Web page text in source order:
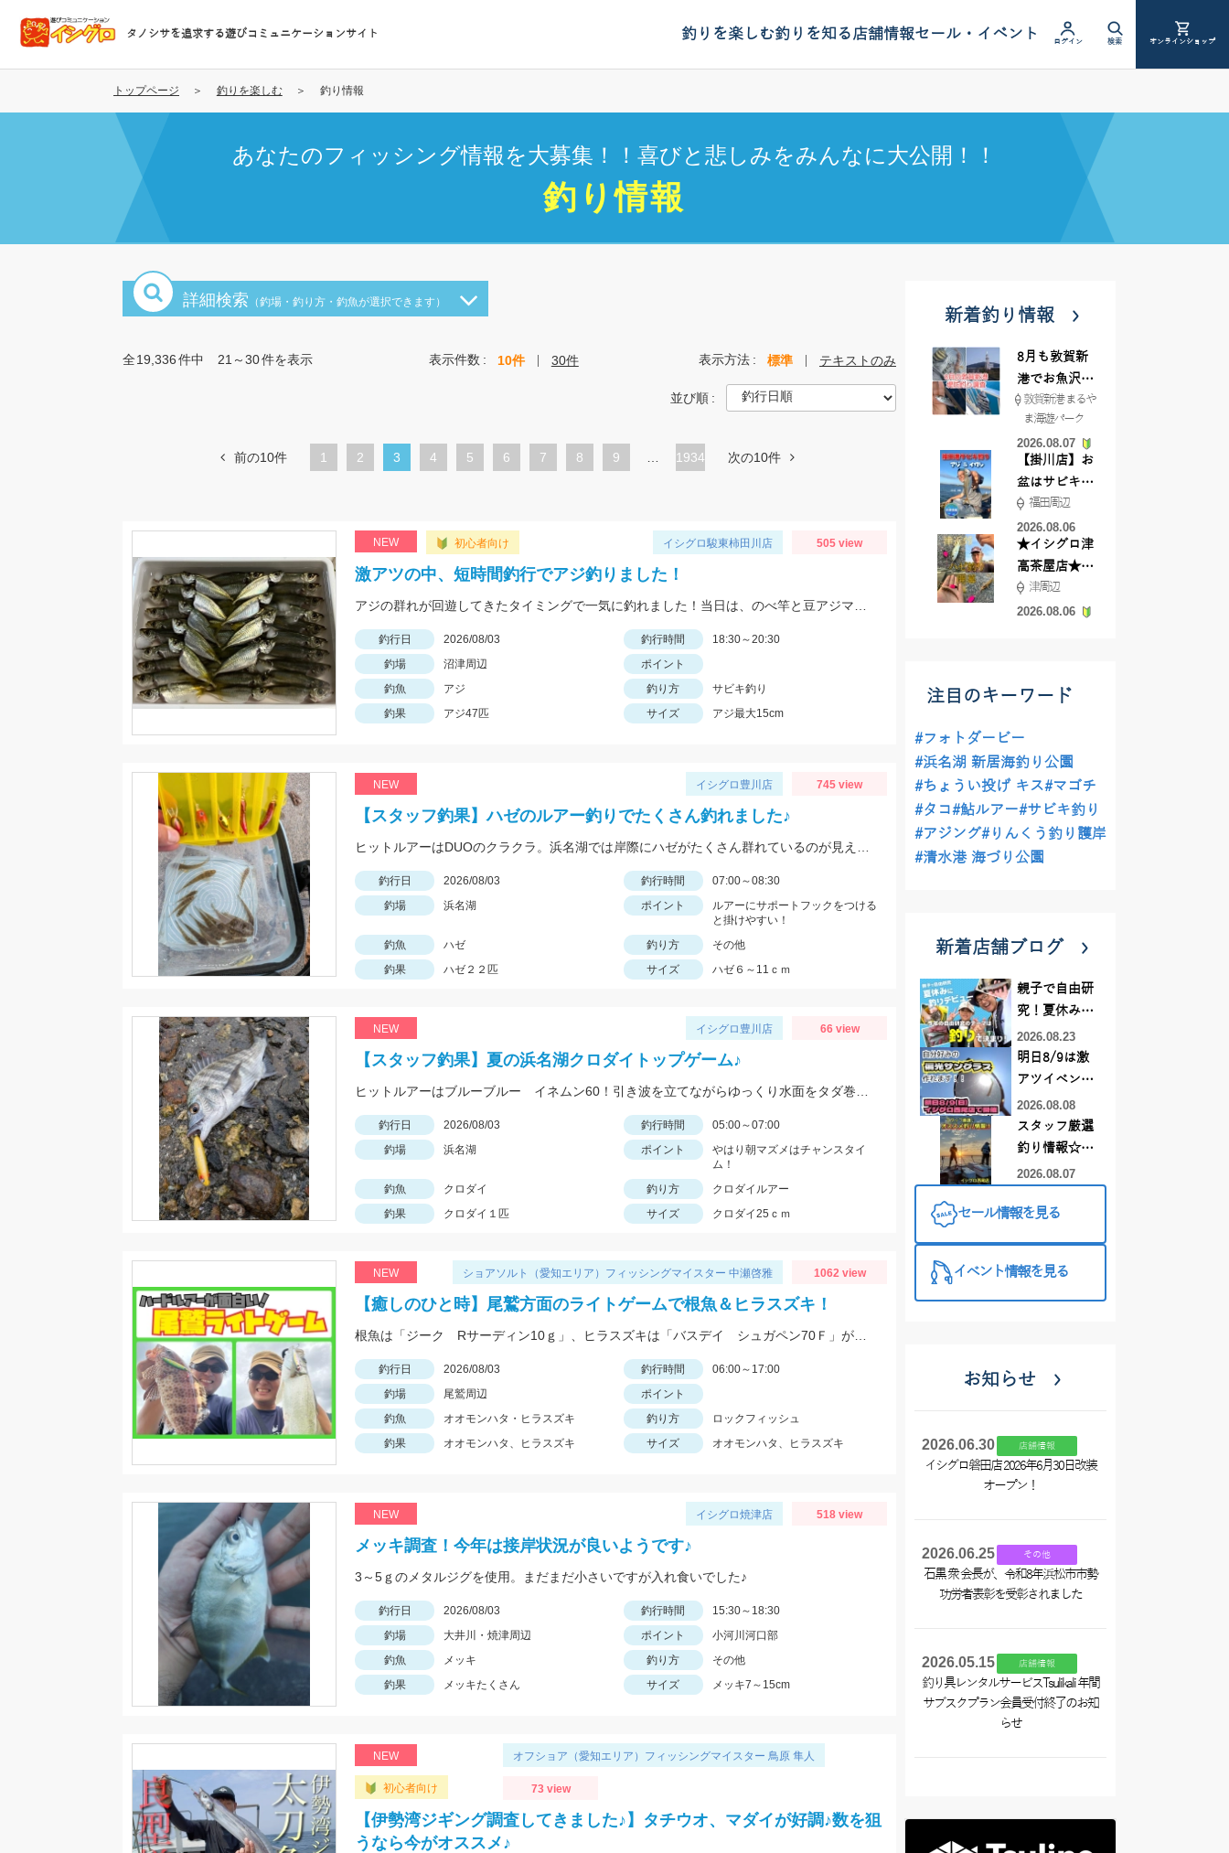
コ
テ
タノシサを追求する遊びコミュニケーションサイト 釣りを楽しむ釣りを知る店舗情報セール・イベント ログイン 検索 オンラインショップ
トップページ 釣りを楽しむ 釣り情報
あなたのフィッシング情報を大募集！！喜びと悲しみをみんなに大公開！！
釣り情報
詳細検索 （釣場・釣り方・釣魚が選択できます）
全19,336件中 21～30件を表示 表示件数 10件 30件 表示方法 標準 テキストのみ
並び順
前の10件 1
ペ
2
カ
ト
ペ
3
ペ
4
ペ
5
ペ
6
ペ
7
ペ
8
ペ
9 1934 次の10件
NEW 初心者向け イシグロ駿東柿田川店 505 view
激アツの中、短時間釣行でアジ釣りました！
釣行日 2026/08/03 釣行時間
18:30～20:30
釣場
沼津周辺
ポイント
釣魚
アジ 釣り方
サビキ釣り
釣果
アジ47匹 サイズ アジ最大15cm
NEW イシグロ豊川店 745 view
【スタッフ釣果】ハゼのルアー釣りでたくさん釣れました♪
釣行日 2026/08/03 釣行時間
07:00～08:30
釣場
浜名湖 ポイント
ルアーにサポートフックをつける
と掛けやすい！
釣魚
ハゼ 釣り方
その他
釣果
ハゼ２２匹 サイズ ハゼ６～11ｃｍ
NEW イシグロ豊川店 66 view
【スタッフ釣果】夏の浜名湖クロダイトップゲーム♪
釣行日 2026/08/03 釣行時間
05:00～07:00
釣場
浜名湖 ポイント
やはり朝マズメはチャンスタイ
ム！
釣魚
クロダイ 釣り方
クロダイルアー
釣果
クロダイ１匹 サイズ クロダイ25ｃｍ
NEW ショアソルト（愛知エリア）フィッシングマイスター 中瀬啓雅 1062 view
【癒しのひと時】尾鷲方面のライトゲームで根魚＆ヒラスズキ！
釣行日 2026/08/03 釣行時間
06:00～17:00
釣場
尾鷲周辺
ポイント
釣魚
オオモンハタ・ヒラスズキ 釣り方
ロックフィッシュ
釣果
オオモンハタ、ヒラスズキ サイズ オオモンハタ、ヒラスズキ
NEW イシグロ焼津店 518 view
メッキ調査！今年は接岸状況が良いようです♪
3～5ｇのメタルジグを使用。まだまだ小さいですが入れ食いでした♪
釣行日 2026/08/03 釣行時間
15:30～18:30
釣場
大井川・焼津周辺 ポイント
小河川河口部
釣魚
メッキ 釣り方
その他
釣果
メッキたくさん サイズ メッキ7～15cm
NEW
初心者向け
オフショア（愛知エリア）フィッシングマイスター 鳥原 隼人
73 view
【伊勢湾ジギング調査してきました♪】タチウオ、マダイが好調♪数を狙
うなら今がオススメ♪
新着釣り情報
8月も敦賀新
港でお魚沢山
♪ イシグロ彦
根店
敦賀新港 まるや
ま海遊パーク
2026.08.07
【掛川店】お
盆はサビキ釣
りいきません
か?
福田周辺
2026.08.06
★イシグロ津
高茶屋店★津
近郊ハゼ釣れ
てます！
津周辺
2026.08.06
注目のキーワード
#フォトダービー
#浜名湖 新居海釣り公園
#ちょうい投げ キス#マゴチ
#タコ#鮎ルアー#サビキ釣り
#アジング#りんくう釣り護岸
#清水港 海づり公園
新着店舗ブログ
親子で自由研
究！夏休みに
釣りデビュー
2026.08.23
明日8/9は激
アツイベント
日！！！～オ
ーダー偏光グ
ラス受注会～
2026.08.08
スタッフ厳選
釣り情報☆彡
連休は何釣り
♪【イシグロ
2026.08.07
セール情報を見る
イベント情報を見る
お知らせ
2026.06.30 店舗情報
イシグロ磐田店 2026年6月30日改装
オープン！
2026.06.25 その他
石黒 衆 会長が、令和8年浜松市市勢
功労者表彰を受彰されました
2026.05.15 店舗情報
釣り具レンタルサービスTsulikali 年間
サブスクプラン会員受付終了のお知
らせ